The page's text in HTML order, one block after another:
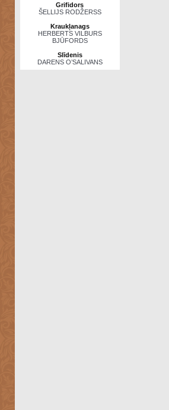
Grifidors
ŠELLIJS RODŽERSS
Kraukļanags
HERBERTS VILBURS
BJŪFORDS
Slīdenis
DARENS O’SALIVANS